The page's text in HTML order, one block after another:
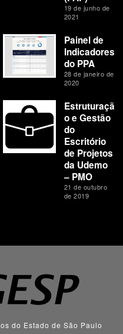
19 de junho de
2021
Painel de
Indicadores
do PPA
28 de janeiro de
2020
Estruturaçã
o e Gestão
do
Escritório
de Projetos
da Udemo
– PMO
21 de outubro
de 2019
do Estado de São Paulo